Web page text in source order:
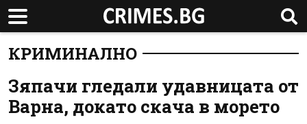
КРИМИНАЛНО
Зяпачи гледали удавницата от
Варна, докато скача в морето